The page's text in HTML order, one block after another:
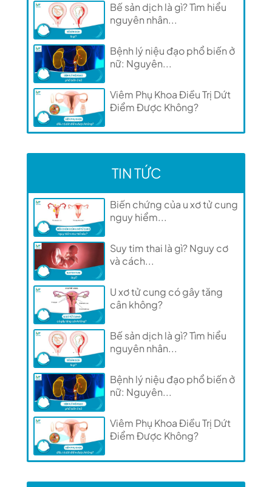
Bế sản dịch là gì? Tìm hiểu
nguyên nhân...
Bệnh lý niệu đạo phổ biến ở
nữ: Nguyên...
Viêm Phụ Khoa Điều Trị Dứt
Điểm Được Không?
TIN TỨC
Biến chứng của u xơ tử cung
nguy hiểm...
Suy tim thai là gì? Nguy cơ
và cách...
U xơ tử cung có gây tăng
cân không?
Bế sản dịch là gì? Tìm hiểu
nguyên nhân...
Bệnh lý niệu đạo phổ biến ở
nữ: Nguyên...
Viêm Phụ Khoa Điều Trị Dứt
Điểm Được Không?